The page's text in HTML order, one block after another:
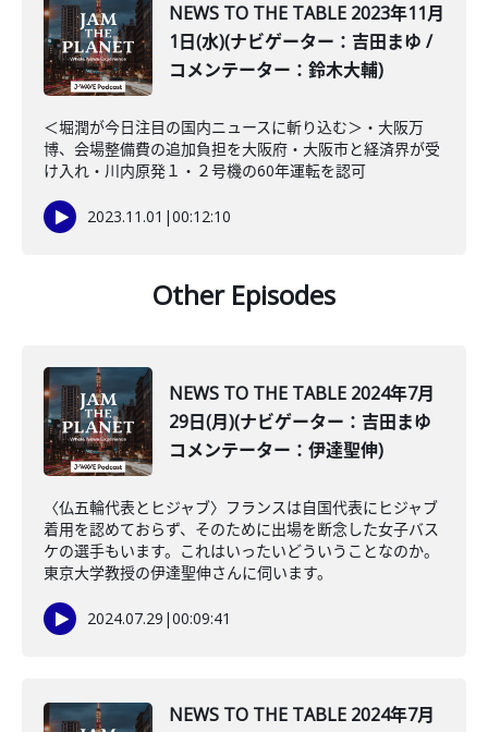
NEWS TO THE TABLE 2023年11月
1日(水)(ナビゲーター：吉田まゆ /
コメンテーター：鈴木大輔)
＜堀潤が今日注目の国内ニュースに斬り込む＞・大阪万
博、会場整備費の追加負担を大阪府・大阪市と経済界が受
け入れ・川内原発１・２号機の60年運転を認可
2023.11.01 |00:12:10
Other Episodes
NEWS TO THE TABLE 2024年7月
29日(月)(ナビゲーター：吉田まゆ
コメンテーター：伊達聖伸)
〈仏五輪代表とヒジャブ〉フランスは自国代表にヒジャブ
着用を認めておらず、そのために出場を断念した女子バス
ケの選手もいます。これはいったいどういうことなのか。
東京大学教授の伊達聖伸さんに伺います。
2024.07.29 |00:09:41
NEWS TO THE TABLE 2024年7月